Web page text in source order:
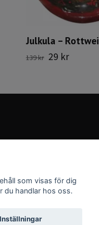
Julkula –
139 kr 29 kr
som visas för dig
du handlar hos oss.
Inställningar